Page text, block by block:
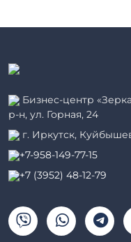
Бизнес-центр
р-н, ул. Горная, 24
г. Иркутск,
+7-958-149-77-15
+7 (3952) 48-12-79